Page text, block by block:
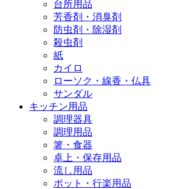
台所用品
芳香剤・消臭剤
防虫剤・除湿剤
殺虫剤
紙
カイロ
ローソク・線香・仏具
サンダル
キッチン用品
調理器具
調理用品
箸・食器
卓上・保存用品
流し用品
ポット・行楽用品